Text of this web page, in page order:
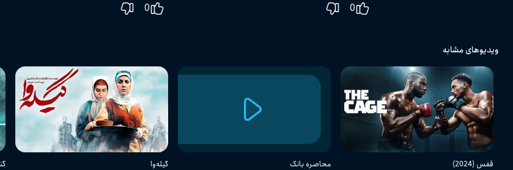
0
0
ویدیوهای مشابه
قفس (2024) محاصره بانک گیله‌وا